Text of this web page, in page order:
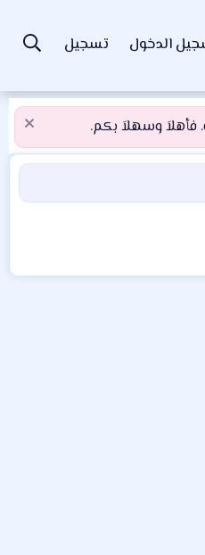
الدخول تسجيل
فأهلاَ وسهلاَ بكم.